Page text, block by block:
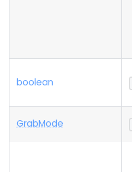
boolean
GrabMode